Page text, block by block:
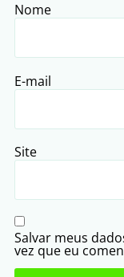
Nome
E-mail
Site
Salvar meus
vez que eu